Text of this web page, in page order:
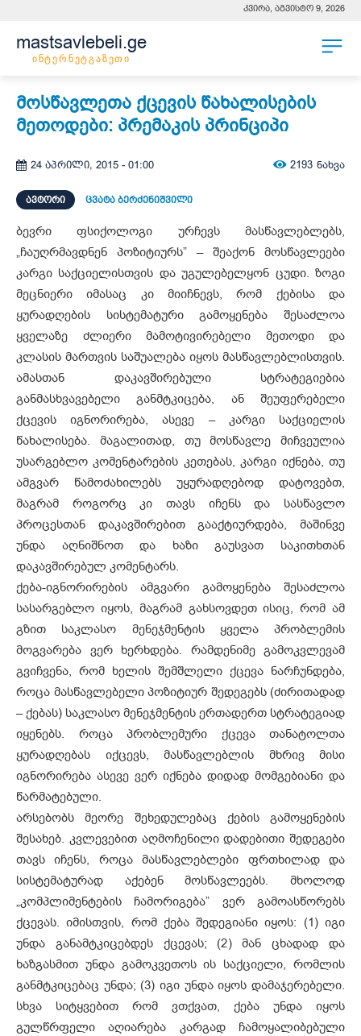
კვირა, აგვისტო 9, 2026
mastsavlebeli.ge
ინტერნეტგაზეთი
მოსწავლეთა ქცევის წახალისების
მეთოდები: პრემაკის პრინციპი
24 აპრილი, 2015 - 01:00 2193 ნახვა
ᲐᲕᲢᲝᲠᲘ ცვატა ბერძენიშვილი
ბევრი ფსიქოლოგი ურჩევს მასწავლებლებს,
„ჩაუღრმავდნენ პოზიტიურს” – შეაქონ მოსწავლეები
კარგი საქციელისთვის და უგულებელყონ ცუდი. ზოგი
მეცნიერი იმასაც კი მიიჩნევს, რომ ქებისა და
ყურადღების სისტემატური გამოყენება შესაძლოა
ყველაზე ძლიერი მამოტივირებელი მეთოდი და
კლასის მართვის საშუალება იყოს მასწავლებლისთვის.
ამასთან დაკავშირებული სტრატეგიებია
განმასხვავებელი განმტკიცება, ან შეუფერებელი
ქცევის იგნორირება, ასევე – კარგი საქციელის
წახალისება. მაგალითად, თუ მოსწავლე მიჩვეულია
უსარგებლო კომენტარების კეთებას, კარგი იქნება, თუ
ამგვარ წამოძახილებს უყურადღებოდ დატოვებთ,
მაგრამ როგორც კი თავს იჩენს და სასწავლო
პროცესთან დაკავშირებით გააქტიურდება, მაშინვე
უნდა აღნიშნოთ და ხაზი გაუსვათ საკითხთან
დაკავშირებულ კომენტარს.
ქება-იგნორირების ამგვარი გამოყენება შესაძლოა
სასარგებლო იყოს, მაგრამ გახსოვდეთ ისიც, რომ ამ
გზით საკლასო მენეჯმენტის ყველა პრობლემის
მოგვარება ვერ ხერხდება. რამდენიმე გამოკვლევამ
გვიჩვენა, რომ ხელის შემშლელი ქცევა ნარჩუნდება,
როცა მასწავლებელი პოზიტიურ შედეგებს (ძირითადად
– ქებას) საკლასო მენეჯმენტის ერთადერთ სტრატეგიად
იყენებს. როცა პრობლემური ქცევა თანატოლთა
ყურადღებას იქცევს, მასწავლებლის მხრივ მისი
იგნორირება ასევე ვერ იქნება დიდად მომგებიანი და
წარმატებული.
არსებობს მეორე შეხედულებაც ქების გამოყენების
შესახებ. კვლევებით აღმოჩენილი დადებითი შედეგები
თავს იჩენს, როცა მასწავლებლები ფრთხილად და
სისტემატურად აქებენ მოსწავლეებს. მხოლოდ
„კომპლიმენტების ჩამორიგება” ვერ გამოასწორებს
ქცევას. იმისთვის, რომ ქება შედეგიანი იყოს: (1) იგი
უნდა განამტკიცებდეს ქცევას; (2) მან ცხადად და
ხაზგასმით უნდა გამოკვეთოს ის საქციელი, რომლის
განმტკიცებაც უნდა; (3) იგი უნდა იყოს დამაჯერებელი.
სხვა სიტყვებით რომ ვთქვათ, ქება უნდა იყოს
გულწრფელი აღიარება კარგად ჩამოყალიბებული